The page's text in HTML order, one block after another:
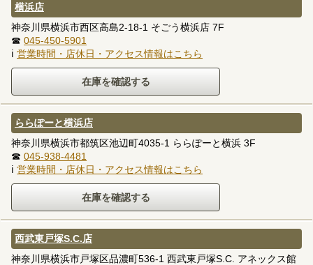
横浜店
神奈川県横浜市西区高島2-18-1 そごう横浜店 7F
☎ 045-450-5901
ℹ 営業時間・店休日・アクセス情報はこちら
ららぽーと横浜店
神奈川県横浜市都筑区池辺町4035-1 ららぽーと横浜 3F
☎ 045-938-4481
ℹ 営業時間・店休日・アクセス情報はこちら
西武東戸塚S.C.店
神奈川県横浜市戸塚区品濃町536-1 西武東戸塚S.C. アネックス館